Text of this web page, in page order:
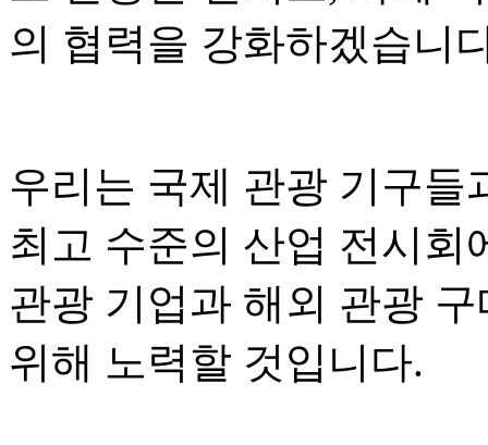
의 협력을 강화하겠습니
우리는 국제 관광 기구들
최고 수준의 산업 전시회
관광 기업과 해외 관광
위해 노력할 것입니다.